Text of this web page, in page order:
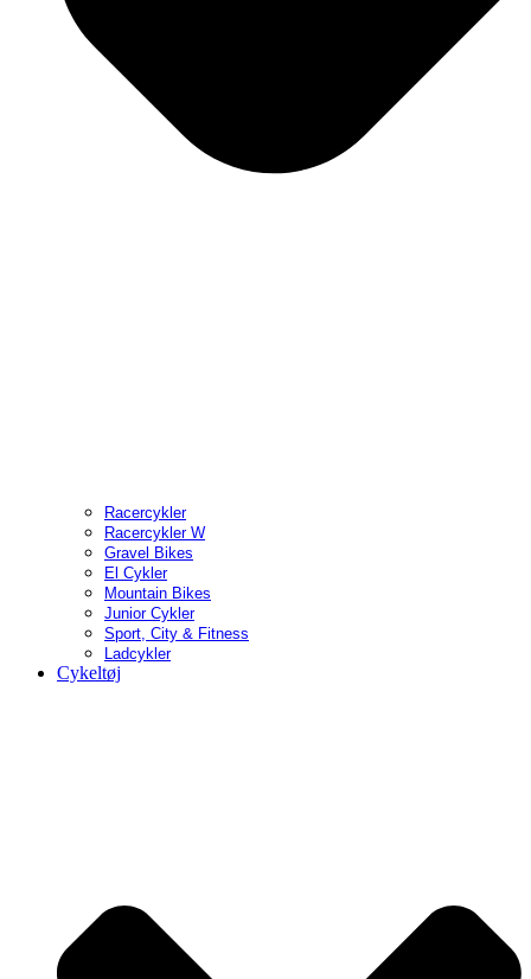
Racercykler
Racercykler W
Gravel Bikes
El Cykler
Mountain Bikes
Junior Cykler
Sport, City & Fitness
Ladcykler
Cykeltøj